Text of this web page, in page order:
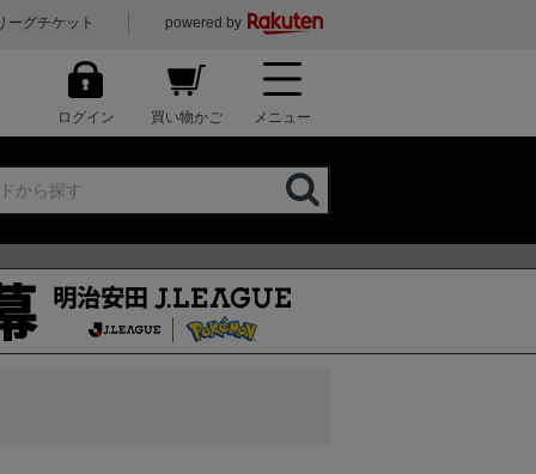
ーグチケット powered by
ログイン 買い物かご メニュー